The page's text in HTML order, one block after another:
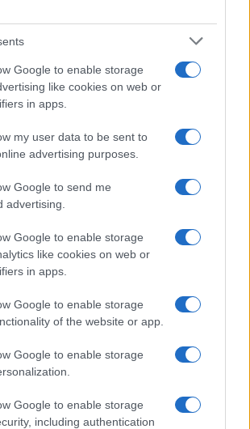
Google to enable storage
like cookies on web or
in apps.
my user data to be sent to
advertising purposes.
Google to send me
advertising.
Google to enable storage
like cookies on web or
in apps.
Google to enable storage
of the website or app.
Google to enable storage
Google to enable storage
including authentication
mostre, concerti e letture per
i problemi che affliggono la Sicilia
Lug 2026